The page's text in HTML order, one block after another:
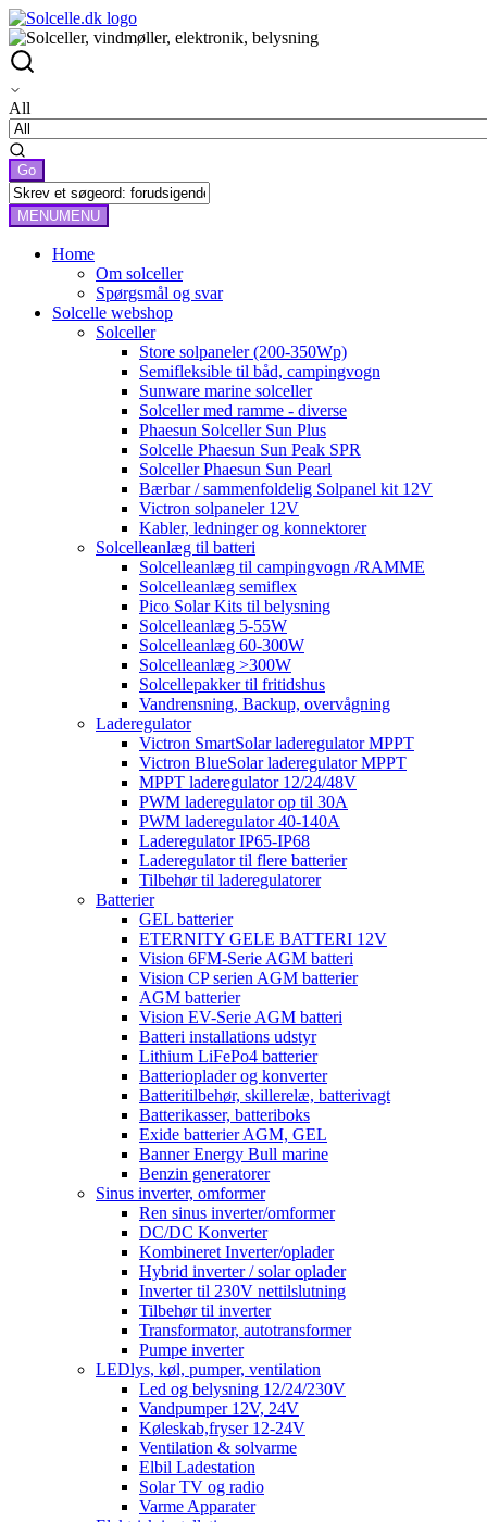
All
MENUMENU
Home
Om solceller
Spørgsmål og svar
Solcelle webshop
Solceller
Store solpaneler (200-350Wp)
Semifleksible til båd, campingvogn
Sunware marine solceller
Solceller med ramme - diverse
Phaesun Solceller Sun Plus
Solcelle Phaesun Sun Peak SPR
Solceller Phaesun Sun Pearl
Bærbar / sammenfoldelig Solpanel kit 12V
Victron solpaneler 12V
Kabler, ledninger og konnektorer
Solcelleanlæg til batteri
Solcelleanlæg til campingvogn /RAMME
Solcelleanlæg semiflex
Pico Solar Kits til belysning
Solcelleanlæg 5-55W
Solcelleanlæg 60-300W
Solcelleanlæg >300W
Solcellepakker til fritidshus
Vandrensning, Backup, overvågning
Laderegulator
Victron SmartSolar laderegulator MPPT
Victron BlueSolar laderegulator MPPT
MPPT laderegulator 12/24/48V
PWM laderegulator op til 30A
PWM laderegulator 40-140A
Laderegulator IP65-IP68
Laderegulator til flere batterier
Tilbehør til laderegulatorer
Batterier
GEL batterier
ETERNITY GELE BATTERI 12V
Vision 6FM-Serie AGM batteri
Vision CP serien AGM batterier
AGM batterier
Vision EV-Serie AGM batteri
Batteri installations udstyr
Lithium LiFePo4 batterier
Batterioplader og konverter
Batteritilbehør, skillerelæ, batterivagt
Batterikasser, batteriboks
Exide batterier AGM, GEL
Banner Energy Bull marine
Benzin generatorer
Sinus inverter, omformer
Ren sinus inverter/omformer
DC/DC Konverter
Kombineret Inverter/oplader
Hybrid inverter / solar oplader
Inverter til 230V nettilslutning
Tilbehør til inverter
Transformator, autotransformer
Pumpe inverter
LEDlys, køl, pumper, ventilation
Led og belysning 12/24/230V
Vandpumper 12V, 24V
Køleskab,fryser 12-24V
Ventilation & solvarme
Elbil Ladestation
Solar TV og radio
Varme Apparater